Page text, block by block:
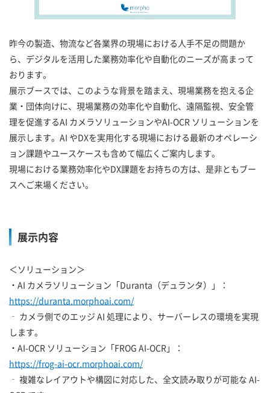
昨今の製造、物流など各業界の現場における人手不足の問題か
ら、デジタルを活用した業務効率化や自動化のニーズが高まって
おります。
展示ブースでは、このような背景を踏まえ、現場業務を抱える企
業・団体向けに、現場業務の効率化や自動化、遠隔監視、安全管
理を促進するAI カメラソリューションやAI-OCR ソリューションを
展示します。AI やDXを実用化する現場における最新のオペレーシ
ョン課題やユースケースも含めて幅広くご案内します。
現場における業務効率化やDX課題をお持ちの方は、是非ともブー
スへご来場ください。
展示内容
＜ソリューション＞
・AI カメラソリューション「Duranta（デュランタ）」：
https://duranta.morphoai.com/
‐ カメラ側でのエッジ AI 処理により、サーバーレスの環境を実現
します。
・AI-OCR ソリューション「FROG AI-OCR」：
https://frog-ai-ocr.morphoai.com/
‐ 複雑なレイアウトや構図に対応した、全文読み取りが可能な AI-